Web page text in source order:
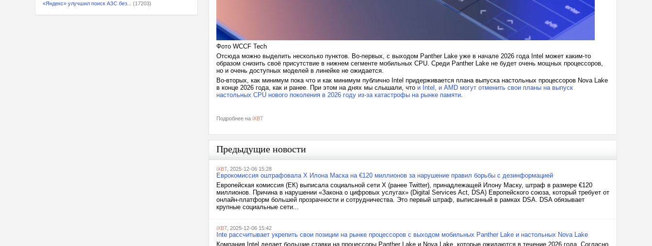
«Яндекс» улучшил поиск АЗС без...
(17203)
Фото WCCF Tech
Отсюда можно выделить несколько пунктов. Во-первых, с выходом Panther Lake уже в начале 2026 года Intel может каким-то
образом снизить своё присутствие в нижнем сегменте мобильных CPU. Среди Panther Lake не будет очень мощных процессоров,
но и очень доступных моделей в линейке не ожидается.
Во-вторых, как минимум пока что и как минимум публично Intel придерживается плана выпуска настольных процессоров Nova Lake
в конце 2026 года, как и ранее. При этом на днях мы слышали, что и Intel, и AMD могут отменить свои планы на выпуск
настольных CPU нового поколения в 2026 году из-за катастрофы на рынке памяти.
Подробнее на iXBT
Предыдущие новости
iXBT, 2025-12-06 15:28
Еврокомиссия оштрафовала X Илона Маска на €120 миллионов за нарушение правил борьбы с дезинформацией
Европейская комиссия (ЕК) выписала социальной сети X (ранее Twitter), принадлежащей Илону Маску, штраф в размере €120
миллионов. Причина в нарушении «Закона о цифровых услугах» (Digital Services Act, DSA) Европейского союза, который требует от
онлайн-платформ большей прозрачности и сотрудничества. Это первый штраф, выписанный в рамках DSA. DSA обязывает
крупные социальные сети...
iXBT, 2025-12-06 15:42
Inte рассчитывает укрепить свои позиции на рынке процессоров с выходом мобильных Panther Lake и настольных Nova Lake
Компания Intel делает большие ставки на процессоры Panther Lake и Nova Lake, которые ожидаются в течение 2026 года. Согласно